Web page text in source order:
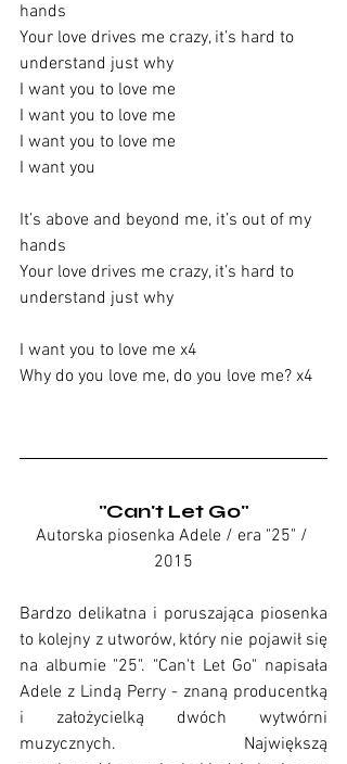
hands
Your love drives me crazy, it’s hard to
understand just why
I want you to love me
I want you to love me
I want you to love me
I want you
It’s above and beyond me, it’s out of my
hands
Your love drives me crazy, it’s hard to
understand just why
I want you to love me x4
Why do you love me, do you love me? x4
"Can't Let Go"
Autorska piosenka Adele / era "25" /
2015
Bardzo delikatna i poruszająca piosenka
to kolejny z utworów, który nie pojawił się
na albumie "25". "Can't Let Go" napisała
Adele z Lindą Perry - znaną producentką
i założycielką dwóch wytwórni
muzycznych. Największą